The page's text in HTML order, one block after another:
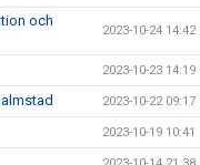
och
2023-10-24 14:42
2023-10-23 14:19
2023-10-22 09:17
2023-10-19 10:41